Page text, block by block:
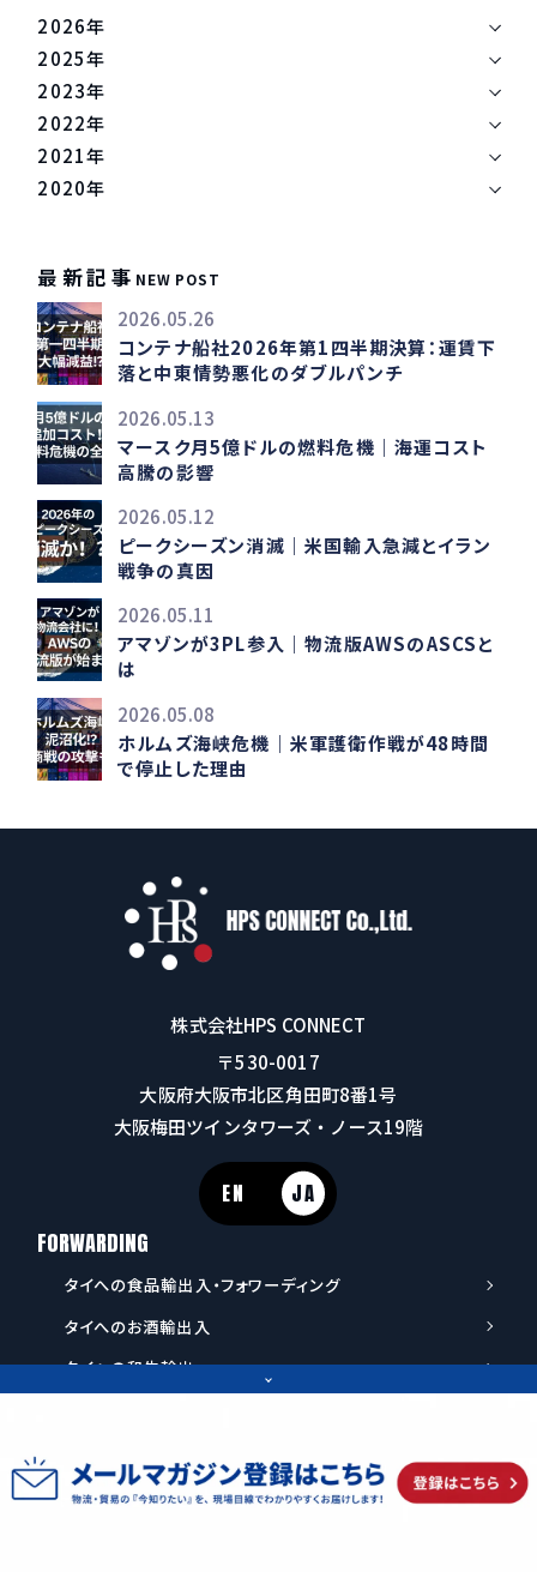
2026年
2025年
2023年
2022年
2021年
2020年
最新記事 NEW POST
2026.05.26
コンテナ船社2026年第1四半期決算：運賃下
落と中東情勢悪化のダブルパンチ
2026.05.13
マースク月5億ドルの燃料危機｜海運コスト
高騰の影響
2026.05.12
ピークシーズン消滅｜米国輸入急減とイラン
戦争の真因
2026.05.11
アマゾンが3PL参入｜物流版AWSのASCSと
は
2026.05.08
ホルムズ海峡危機｜米軍護衛作戦が48時間
で停止した理由
CONTACT
株式会社HPS CONNECT
〒530-0017
大阪府大阪市北区角田町8番1号
大阪梅田ツインタワーズ・ノース19階
EN JA
FORWARDING
タイへの食品輸出入・フォワーディング
タイへのお酒輸出入
タイへの和牛輸出
タイ FDA登録 Q&Aまとめ